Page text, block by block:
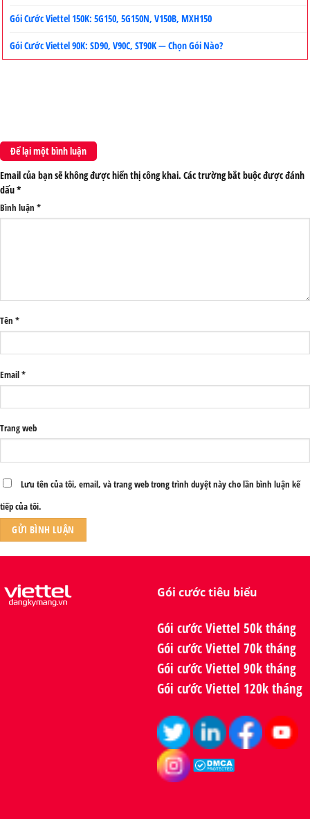
Gói Cước Viettel 150K: 5G150, 5G150N, V150B, MXH150
Gói Cước Viettel 90K: SD90, V90C, ST90K — Chọn Gói Nào?
Để lại một bình luận
Email của bạn sẽ không được hiển thị công khai. Các trường bắt buộc được đánh
dấu*
Bình luận *
Tên *
Email*
Trang web
Lưu tên của tôi, email, và trang web trong trình duyệt này cho lần bình luận kế
tiếp của tôi.
Gói cước tiêu biểu
Gói cước Viettel 50k tháng
Gói cước Viettel 70k tháng
Gói cước Viettel 90k tháng
Gói cước Viettel 120k tháng